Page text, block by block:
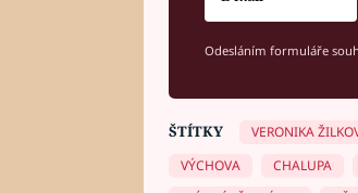
Odesláním formuláře
ŠTÍTKY VERONIKA
VÝCHOVA
CHALUPA